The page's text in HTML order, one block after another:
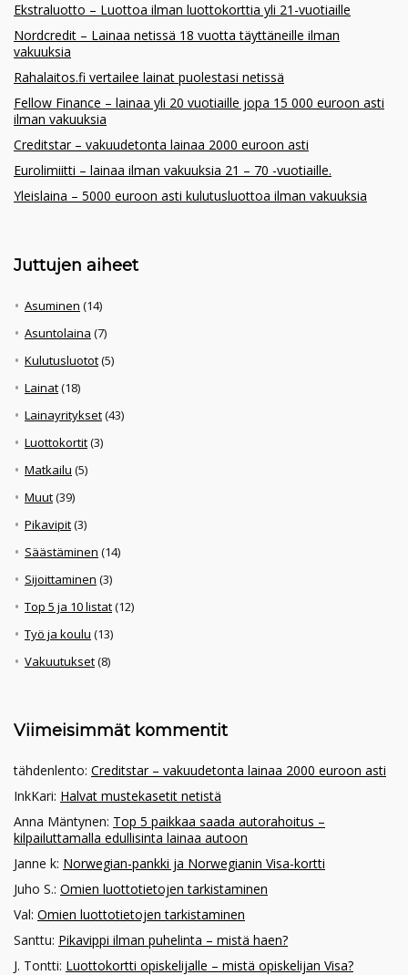
Ekstraluotto – Luottoa ilman luottokorttia yli 21-vuotiaille
Nordcredit – Lainaa netissä 18 vuotta täyttäneille ilman
vakuuksia
Rahalaitos.fi vertailee lainat puolestasi netissä
Fellow Finance – lainaa yli 20 vuotiaille jopa 15 000 euroon asti
ilman vakuuksia
Creditstar – vakuudetonta lainaa 2000 euroon asti
Eurolimiitti – lainaa ilman vakuuksia 21 – 70 -vuotiaille.
Yleislaina – 5000 euroon asti kulutusluottoa ilman vakuuksia
Juttujen aiheet
Asuminen (14)
Asuntolaina (7)
Kulutusluotot(5)
Lainat(18)
Lainayritykset(43)
Luottokortit(3)
Matkailu (5)
Muut(39)
Pikavipit(3)
Säästäminen (14)
Sijoittaminen (3)
Top 5 ja 10 listat(12)
Työ ja koulu (13)
Vakuutukset(8)
Viimeisimmät kommentit
tähdenlento: Creditstar – vakuudetonta lainaa 2000 euroon asti
InkKari: Halvat mustekasetit netistä
Anna Mäntynen: Top 5 paikkaa saada autorahoitus –
kilpailuttamalla edullisinta lainaa autoon
Janne k: Norwegian-pankki ja Norwegianin Visa-kortti
Juho S.: Omien luottotietojen tarkistaminen
Val: Omien luottotietojen tarkistaminen
Santtu: Pikavippi ilman puhelinta – mistä haen?
J. Tontti: Luottokortti opiskelijalle – mistä opiskelijan Visa?